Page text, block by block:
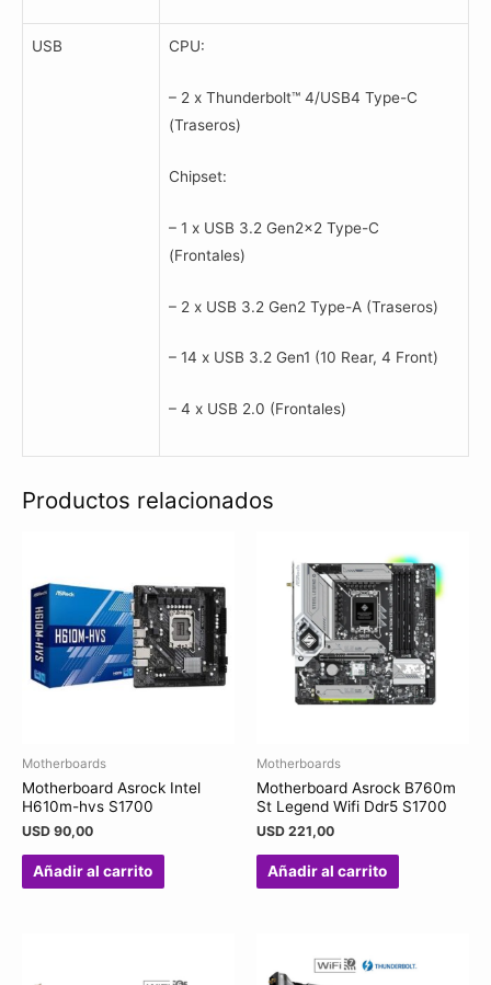
USB CPU:
– 2 x Thunderbolt™ 4/USB4 Type-C
(Traseros)
Chipset:
– 1 x USB 3.2 Gen2x2 Type-C
(Frontales)
– 2 x USB 3.2 Gen2 Type-A (Traseros)
– 14 x USB 3.2 Gen1 (10 Rear, 4 Front)
– 4 x USB 2.0 (Frontales)
Productos relacionados
Motherboards
Motherboard Asrock Intel
H610m-hvs S1700
USD 90,00
Añadir al carrito
Motherboards
Motherboard Asrock B760m
St Legend Wifi Ddr5 S1700
USD 221,00
Añadir al carrito